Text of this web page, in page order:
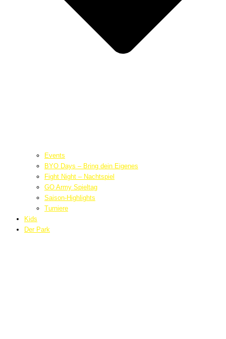
Events
BYO Days – Bring dein Eigenes
Fight Night – Nachtspiel
GO Army Spieltag
Saison-Highlights
Turniere
Kids
Der Park